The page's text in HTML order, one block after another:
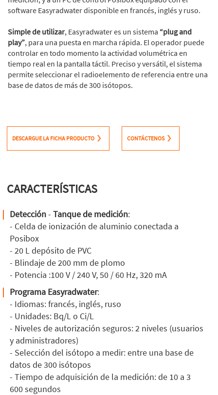
software Easyradwater disponible en francés, inglés y ruso.
Simple de utilizar, Easyradwater es un sistema “plug and
play”, para una puesta en marcha rápida. El operador puede
controlar en todo momento la actividad volumétrica en
tiempo real en la pantalla táctil. Preciso y versátil, el sistema
permite seleccionar el radioelemento de referencia entre una
base de datos de más de 300 isótopos.
DESCARGUE LA FICHA PRODUCTO CONTÁCTENOS
CARACTERÍSTICAS
Detección- Tanque de medición:
- Celda de ionización de aluminio conectada a
Posibox
- 20 L depósito de PVC
- Blindaje de 200 mm de plomo
- Potencia :100 V / 240 V, 50 / 60 Hz, 320 mA
Programa Easyradwater:
- Idiomas: francés, inglés, ruso
- Unidades: Bq/L o Ci/L
- Niveles de autorización seguros: 2 niveles (usuarios
y administradores)
- Selección del isótopo a medir: entre una base de
datos de 300 isótopos
- Tiempo de adquisición de la medición: de 10 a 3
600 segundos